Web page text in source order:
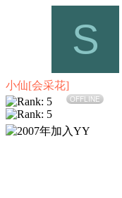
S
小仙[会采花]
OFFLINE